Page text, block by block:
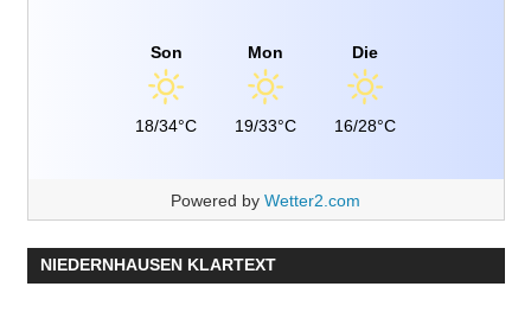
Son
18/34°C
Mon
19/33°C
Die
16/28°C
Powered by Wetter2.com
NIEDERNHAUSEN KLARTEXT